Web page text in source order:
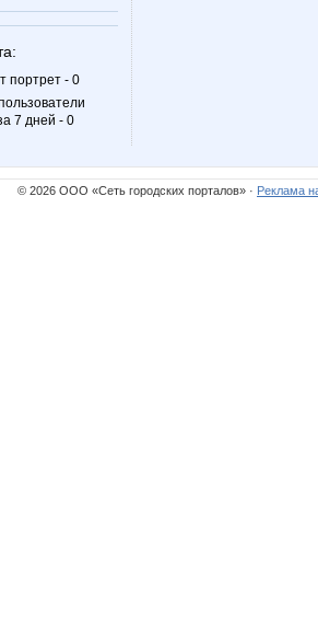
портрет - 0
7 дней - 0
© 2026 ООО «Сеть городских порталов» · Реклама